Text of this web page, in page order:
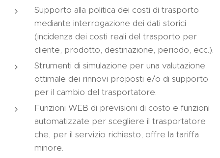
Supporto alla politica dei costi di trasporto
mediante interrogazione dei dati storici
(incidenza dei costi reali del trasporto per
cliente, prodotto, destinazione, periodo, ecc.).
Strumenti di simulazione per una valutazione
ottimale dei rinnovi proposti e/o di supporto
per il cambio del trasportatore.
Funzioni WEB di previsioni di costo e funzioni
automatizzate per scegliere il trasportatore
che, per il servizio richiesto, offre la tariffa
minore.